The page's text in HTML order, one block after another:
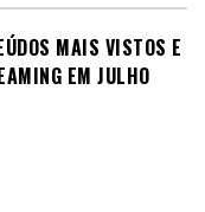
MAIS VISTOS E
EM JULHO